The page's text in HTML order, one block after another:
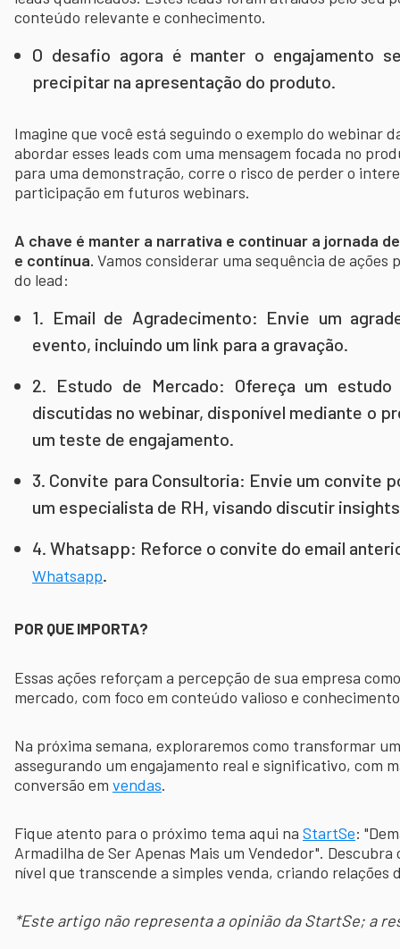
conteúdo relevante e conhecimento.
O desafio agora é manter o engajamento
precipitar na apresentação do produto.
Imagine que você está seguindo o exemplo do webinar
abordar esses leads com uma mensagem focada no
para uma demonstração, corre o risco de perder o
participação em futuros webinars.
A chave é manter a narrativa e continuar a jornada
e contínua. Vamos considerar uma sequência de
do lead:
1. Email de Agradecimento: Envie um
evento, incluindo um link para a gravação.
2. Estudo de Mercado: Ofereça um
discutidas no webinar, disponível mediante o
um teste de engajamento.
3. Convite para Consultoria: Envie um convite
um especialista de RH, visando discutir
4. Whatsapp: Reforce o convite do email
Whatsapp.
POR QUE IMPORTA?
Essas ações reforçam a percepção de sua empresa
mercado, com foco em conteúdo valioso e
Na próxima semana, exploraremos como transformar
assegurando um engajamento real e significativo, com
conversão em vendas.
Fique atento para o próximo tema aqui na StartSe:
Armadilha de Ser Apenas Mais um Vendedor".
nível que transcende a simples venda, criando relações
*Este artigo não representa a opinião da StartSe; a